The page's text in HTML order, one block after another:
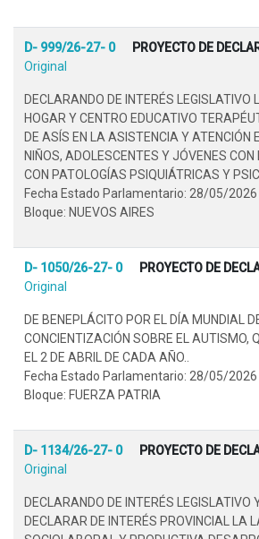
D- 999/26-27- 0 PROYECTO DE
Original
DECLARANDO DE INTERÉS LEGISLATIVO
HOGAR Y CENTRO EDUCATIVO
DE ASÍS EN LA ASISTENCIA Y ATENCIÓN
NIÑOS, ADOLESCENTES Y JÓVENES
CON PATOLOGÍAS PSIQUIÁTRICAS Y
Fecha Estado Parlamentario: 28/05/2026
Bloque: NUEVOS AIRES
D- 1050/26-27- 0 PROYECTO DE
Original
DE BENEPLÁCITO POR EL DÍA MUNDIAL
CONCIENTIZACIÓN SOBRE EL AUTISMO,
EL 2 DE ABRIL DE CADA AÑO..
Fecha Estado Parlamentario: 28/05/2026
Bloque: FUERZA PATRIA
D- 1134/26-27- 0 PROYECTO DE
Original
DECLARANDO DE INTERÉS LEGISLATIVO
DECLARAR DE INTERÉS PROVINCIAL LA